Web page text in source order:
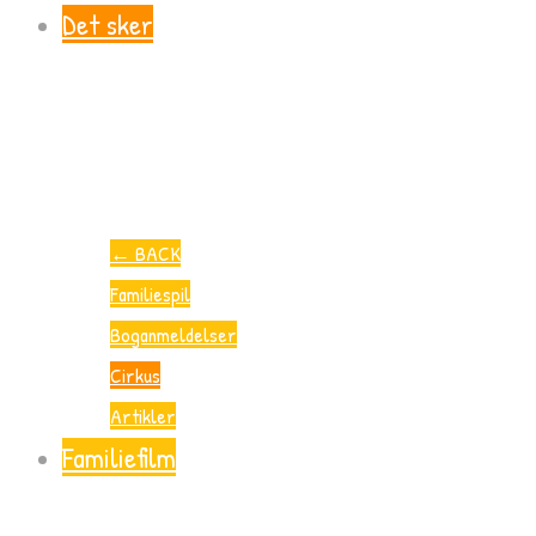
Det sker
← BACK
Familiespil
Boganmeldelser
Cirkus
Artikler
Familiefilm